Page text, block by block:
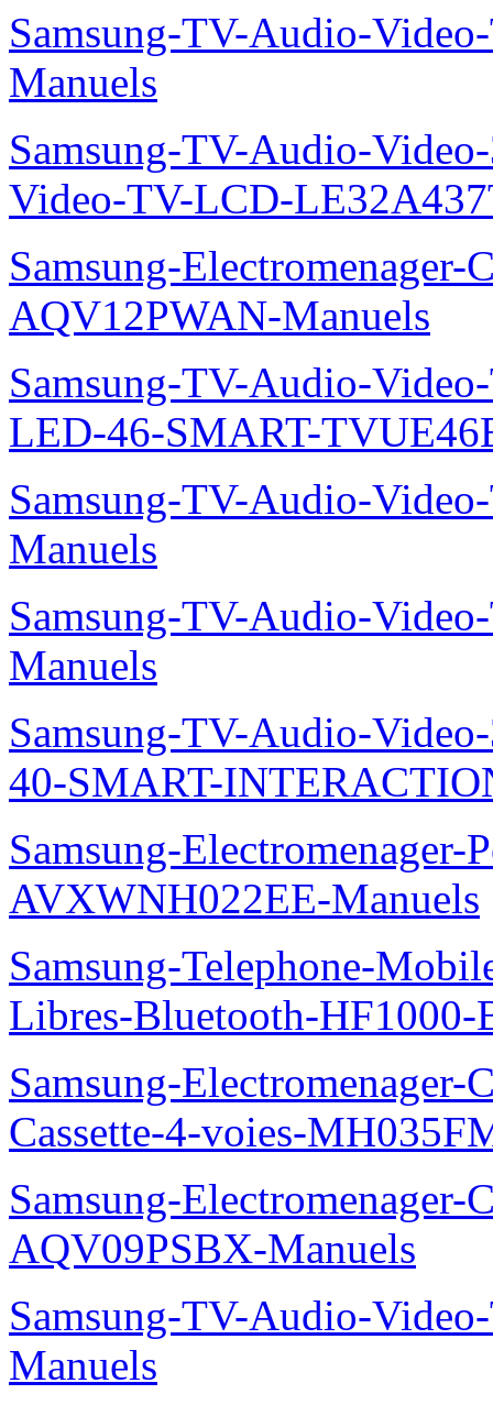
Samsung-TV-Audio-
Manuels
Samsung-TV-Audio-
Video-TV-LCD-
Samsung-Electromenager-
AQV12PWAN-Manuels
Samsung-TV-Audio-
LED-46-SMART-
Samsung-TV-Audio-
Manuels
Samsung-TV-Audio-
Manuels
Samsung-TV-Audio-
40-SMART-
Samsung-
AVXWNH022EE-Manuels
Samsung-Telephone-
Libres-Bluetooth-HF1000-
Samsung-Electromenager-
Cassette-4-voies-
Samsung-Electromenager-
AQV09PSBX-Manuels
Samsung-TV-Audio-
Manuels